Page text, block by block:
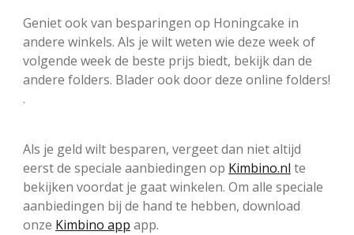
Geniet ook van besparingen op Honingcake in
andere winkels. Als je wilt weten wie deze week of
volgende week de beste prijs biedt, bekijk dan de
andere folders. Blader ook door deze online folders!
.
Als je geld wilt besparen, vergeet dan niet altijd
eerst de speciale aanbiedingen op Kimbino.nl te
bekijken voordat je gaat winkelen. Om alle speciale
aanbiedingen bij de hand te hebben, download
onze Kimbino app app.